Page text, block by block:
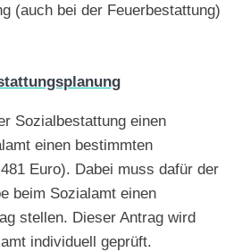
(auch bei der Feuerbestattung)
Sozialbestattung einen
einen bestimmten
Euro). Dabei muss dafür der
beim Sozialamt einen
stellen. Dieser Antrag wird
individuell geprüft.